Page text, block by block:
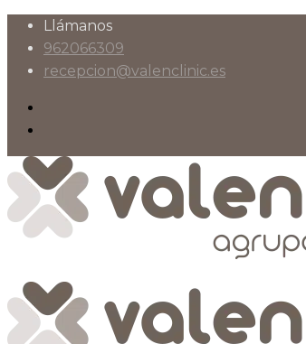
Llámanos
962066309
recepcion@valenclinic.es